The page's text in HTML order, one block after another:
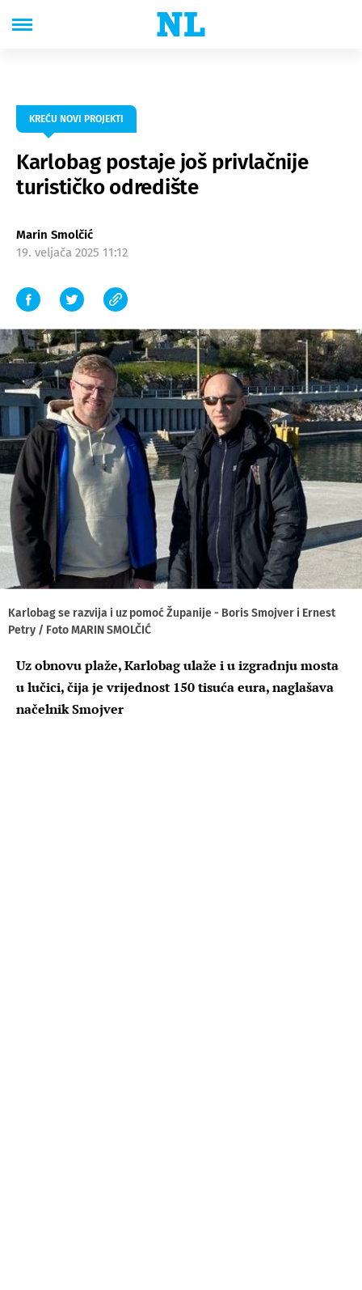
KREĆU NOVI PROJEKTI
Karlobag postaje još privlačnije
turističko odredište
Marin Smolčić
19. veljača 2025 11:12
Karlobag se razvija i uz pomoć Županije - Boris Smojver i Ernest
Petry / Foto MARIN SMOLČIĆ
Uz obnovu plaže, Karlobag ulaže i u izgradnju mosta
u lučici, čija je vrijednost 150 tisuća eura, naglašava
načelnik Smojver